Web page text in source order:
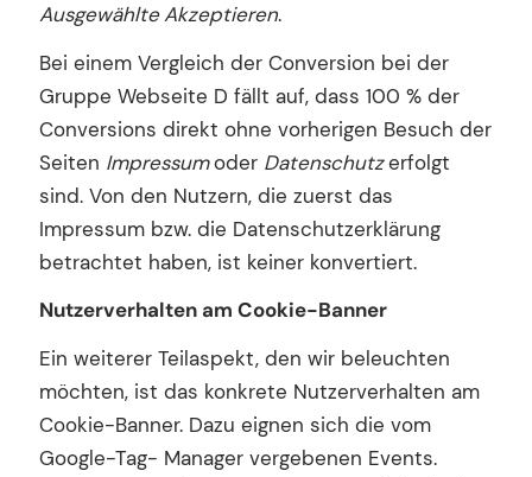
Ausgewählte Akzeptieren.
Bei einem Vergleich der Conversion bei der
Gruppe Webseite D fällt auf, dass 100 % der
Conversions direkt ohne vorherigen Besuch der
Seiten Impressumoder Datenschutzerfolgt
sind. Von den Nutzern, die zuerst das
Impressum bzw. die Datenschutzerklärung
betrachtet haben, ist keiner konvertiert.
Nutzerverhalten am Cookie-Banner
Ein weiterer Teilaspekt, den wir beleuchten
möchten, ist das konkrete Nutzerverhalten am
Cookie-Banner. Dazu eignen sich die vom
Google-Tag- Manager vergebenen Events.